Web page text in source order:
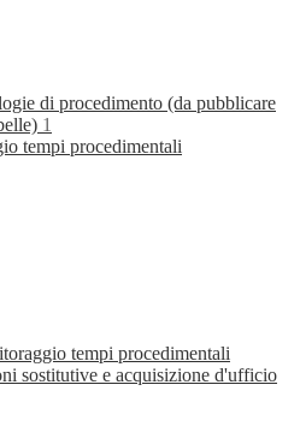
di procedimento (da pubblicare
1
tempi procedimentali
tempi procedimentali
sostitutive e acquisizione d'ufficio